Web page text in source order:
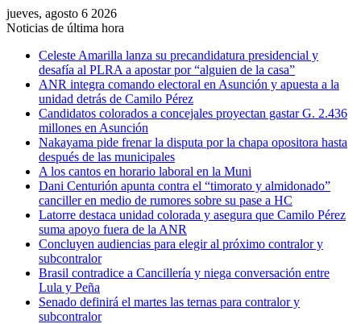
jueves, agosto 6 2026
Noticias de última hora
Celeste Amarilla lanza su precandidatura presidencial y
desafía al PLRA a apostar por “alguien de la casa”
ANR integra comando electoral en Asunción y apuesta a la
unidad detrás de Camilo Pérez
Candidatos colorados a concejales proyectan gastar G. 2.436
millones en Asunción
Nakayama pide frenar la disputa por la chapa opositora hasta
después de las municipales
A los cantos en horario laboral en la Muni
Dani Centurión apunta contra el “timorato y almidonado”
canciller en medio de rumores sobre su pase a HC
Latorre destaca unidad colorada y asegura que Camilo Pérez
suma apoyo fuera de la ANR
Concluyen audiencias para elegir al próximo contralor y
subcontralor
Brasil contradice a Cancillería y niega conversación entre
Lula y Peña
Senado definirá el martes las ternas para contralor y
subcontralor